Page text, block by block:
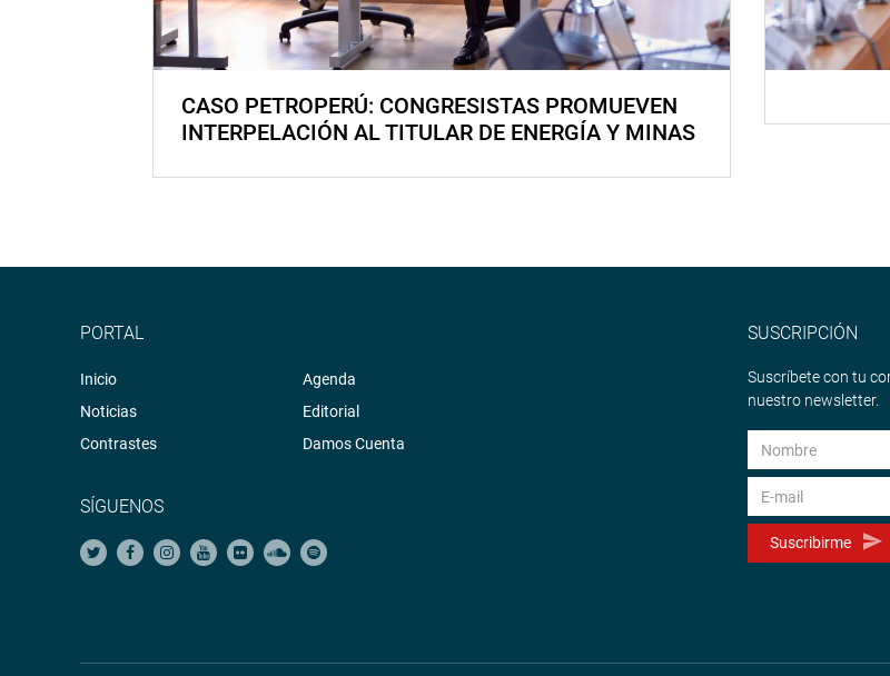
CASO PETROPERÚ: CONGRESISTAS PROMUEVEN
INTERPELACIÓN AL TITULAR DE ENERGÍA Y MINAS
PORTAL
Inicio
Noticias
Contrastes
Agenda
Editorial
Damos Cuenta
SÍGUENOS
SUSCRIPCIÓN
Suscríbete con tu
nuestro newsletter.
Suscribirme